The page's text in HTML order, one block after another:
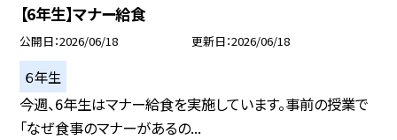
【6年生】マナー給食
公開日 2026/06/18 更新日 2026/06/18
６年生
今週、6年生はマナー給食を実施しています。事前の授業で
「なぜ食事のマナーがあるの...